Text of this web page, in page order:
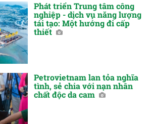
Phát triển Trung tâm công
nghiệp - dịch vụ năng lượng
tái tạo: Một hướng đi cấp
thiết
Petrovietnam lan tỏa nghĩa
tình, sẻ chia với nạn nhân
chất độc da cam